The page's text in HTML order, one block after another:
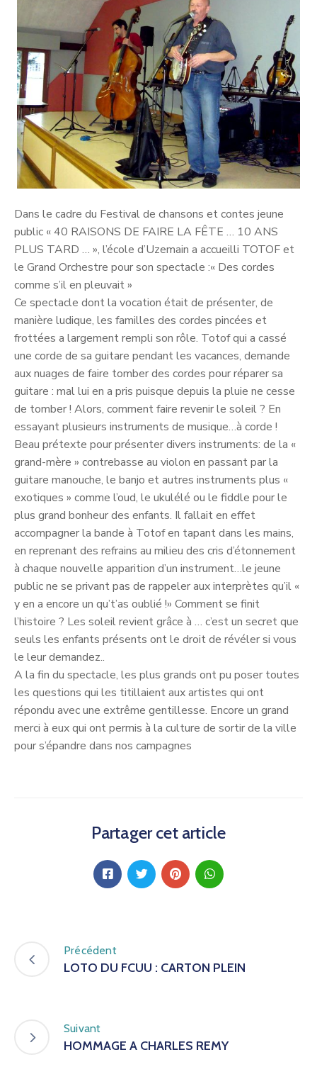
Dans le cadre du Festival de chansons et contes jeune
public « 40 RAISONS DE FAIRE LA FÊTE … 10 ANS
PLUS TARD … », l’école d’Uzemain a accueilli TOTOF et
le Grand Orchestre pour son spectacle :« Des cordes
comme s’il en pleuvait »
Ce spectacle dont la vocation était de présenter, de
manière ludique, les familles des cordes pincées et
frottées a largement rempli son rôle. Totof qui a cassé
une corde de sa guitare pendant les vacances, demande
aux nuages de faire tomber des cordes pour réparer sa
guitare : mal lui en a pris puisque depuis la pluie ne cesse
de tomber ! Alors, comment faire revenir le soleil ? En
essayant plusieurs instruments de musique…à corde !
Beau prétexte pour présenter divers instruments: de la «
grand-mère » contrebasse au violon en passant par la
guitare manouche, le banjo et autres instruments plus «
exotiques » comme l’oud, le ukulélé ou le fiddle pour le
plus grand bonheur des enfants. Il fallait en effet
accompagner la bande à Totof en tapant dans les mains,
en reprenant des refrains au milieu des cris d’étonnement
à chaque nouvelle apparition d’un instrument…le jeune
public ne se privant pas de rappeler aux interprètes qu’il «
y en a encore un qu’t’as oublié !» Comment se finit
l’histoire ? Les soleil revient grâce à … c’est un secret que
seuls les enfants présents ont le droit de révéler si vous
le leur demandez..
A la fin du spectacle, les plus grands ont pu poser toutes
les questions qui les titillaient aux artistes qui ont
répondu avec une extrême gentillesse. Encore un grand
merci à eux qui ont permis à la culture de sortir de la ville
pour s’épandre dans nos campagnes
Partager cet article
Précédent
LOTO DU FCUU : CARTON PLEIN
Suivant
HOMMAGE A CHARLES REMY